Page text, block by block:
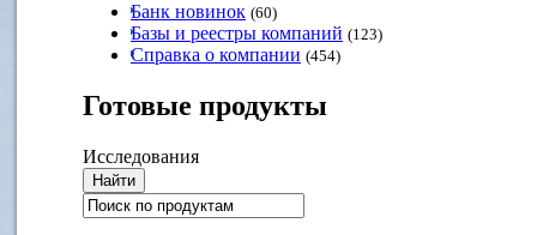
Банк новинок (60)
Базы и реестры компаний (123)
Справка о компании (454)
Готовые продукты
Исследования